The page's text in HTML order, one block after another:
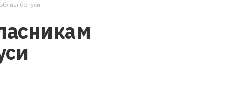
бонуси